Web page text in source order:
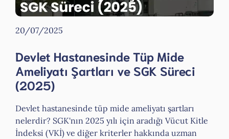
20/07/2025
Devlet Hastanesinde Tüp Mide
Ameliyatı Şartları ve SGK Süreci
(2025)
Devlet hastanesinde tüp mide ameliyatı şartları
nelerdir? SGK'nın 2025 yılı için aradığı Vücut Kitle
İndeksi (VKİ) ve diğer kriterler hakkında uzman